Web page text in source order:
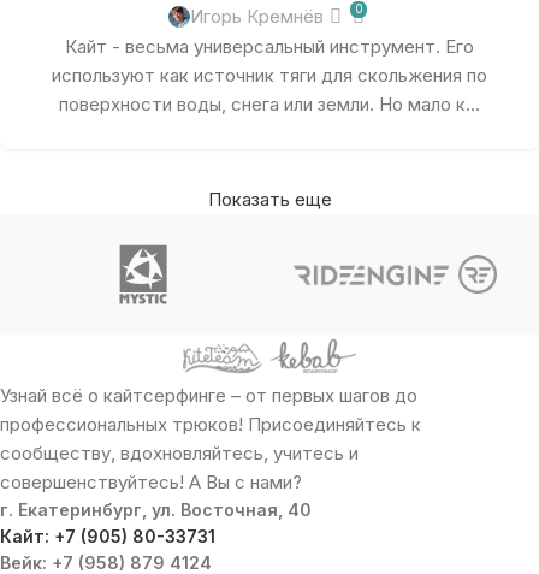
Игорь Кремнёв 0
Кайт - весьма универсальный инструмент. Его
используют как источник тяги для скольжения по
поверхности воды, снега или земли. Но мало к...
Показать еще
Узнай всё о кайтсерфинге – от первых шагов до
профессиональных трюков! Присоединяйтесь к
сообществу, вдохновляйтесь, учитесь и
совершенствуйтесь! А Вы с нами?
г. Екатеринбург, ул. Восточная, 40
Кайт: +7 (905) 80-33731
Вейк: +7 (958) 879 4124